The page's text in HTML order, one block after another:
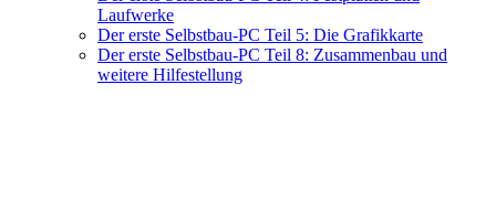
Laufwerke
Der erste Selbstbau-PC Teil 5: Die Grafikkarte
Der erste Selbstbau-PC Teil 8: Zusammenbau und
weitere Hilfestellung